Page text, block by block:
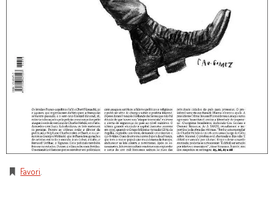
Favori